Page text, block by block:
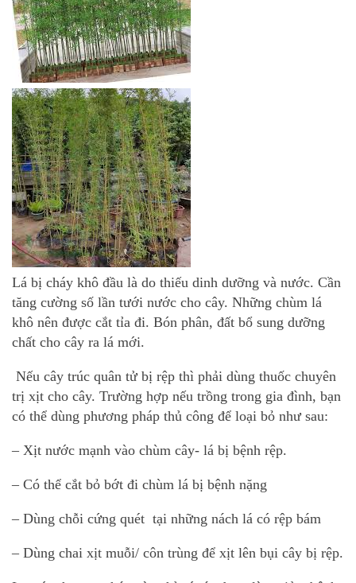
Lá bị cháy khô đầu là do thiếu dinh dưỡng và nước. Cần
tăng cường số lần tưới nước cho cây. Những chùm lá
khô nên được cắt tỉa đi. Bón phân, đất bổ sung dưỡng
chất cho cây ra lá mới.
Nếu cây trúc quân tử bị rệp thì phải dùng thuốc chuyên
trị xịt cho cây. Trường hợp nếu trồng trong gia đình, bạn
có thể dùng phương pháp thủ công để loại bỏ như sau:
– Xịt nước mạnh vào chùm cây- lá bị bệnh rệp.
– Có thể cắt bỏ bớt đi chùm lá bị bệnh nặng
– Dùng chỗi cứng quét tại những nách lá có rệp bám
– Dùng chai xịt muỗi/ côn trùng để xịt lên bụi cây bị rệp.